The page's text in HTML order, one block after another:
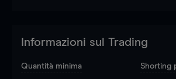
Informazioni sul Trading
Quantità minima Shorting